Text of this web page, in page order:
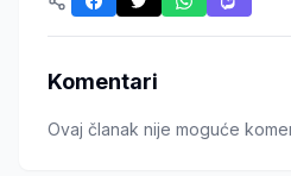
Komentari
Ovaj članak nije moguće